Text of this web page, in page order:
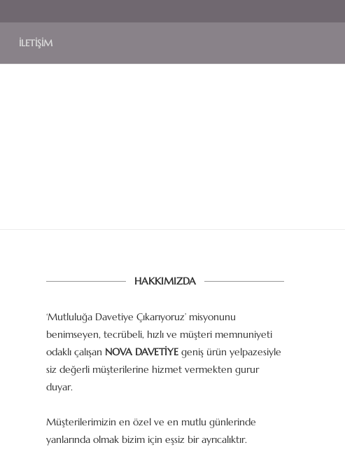
İLETIŞIM
HAKKIMIZDA
‘Mutluluğa Davetiye Çıkarıyoruz’ misyonunu
benimseyen, tecrübeli, hızlı ve müşteri memnuniyeti
odaklı çalışan NOVA DAVETİYE geniş ürün yelpazesiyle
siz değerli müşterilerine hizmet vermekten gurur
duyar.
Müşterilerimizin en özel ve en mutlu günlerinde
yanlarında olmak bizim için eşsiz bir ayrıcalıktır.